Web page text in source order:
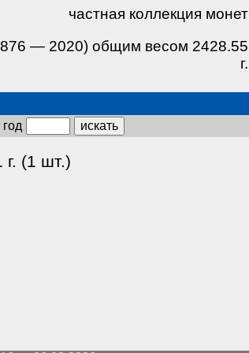
частная коллекция монет
— 2020) общим весом 2428.55
г.
год искать
(1 шт.)